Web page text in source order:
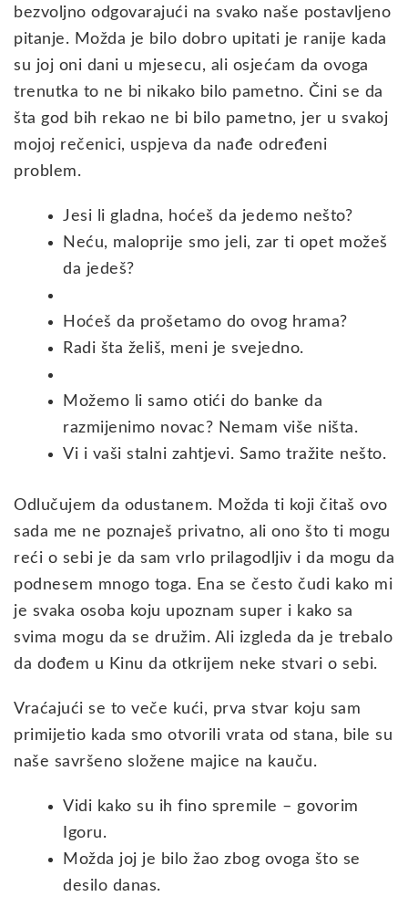
bezvoljno odgovarajući na svako naše postavljeno
pitanje. Možda je bilo dobro upitati je ranije kada
su joj oni dani u mjesecu, ali osjećam da ovoga
trenutka to ne bi nikako bilo pametno. Čini se da
šta god bih rekao ne bi bilo pametno, jer u svakoj
mojoj rečenici, uspjeva da nađe određeni
problem.
Jesi li gladna, hoćeš da jedemo nešto?
Neću, maloprije smo jeli, zar ti opet možeš
da jedeš?
Hoćeš da prošetamo do ovog hrama?
Radi šta želiš, meni je svejedno.
Možemo li samo otići do banke da
razmijenimo novac? Nemam više ništa.
Vi i vaši stalni zahtjevi. Samo tražite nešto.
Odlučujem da odustanem. Možda ti koji čitaš ovo
sada me ne poznaješ privatno, ali ono što ti mogu
reći o sebi je da sam vrlo prilagodljiv i da mogu da
podnesem mnogo toga. Ena se često čudi kako mi
je svaka osoba koju upoznam super i kako sa
svima mogu da se družim. Ali izgleda da je trebalo
da dođem u Kinu da otkrijem neke stvari o sebi.
Vraćajući se to veče kući, prva stvar koju sam
primijetio kada smo otvorili vrata od stana, bile su
naše savršeno složene majice na kauču.
Vidi kako su ih fino spremile – govorim
Igoru.
Možda joj je bilo žao zbog ovoga što se
desilo danas.